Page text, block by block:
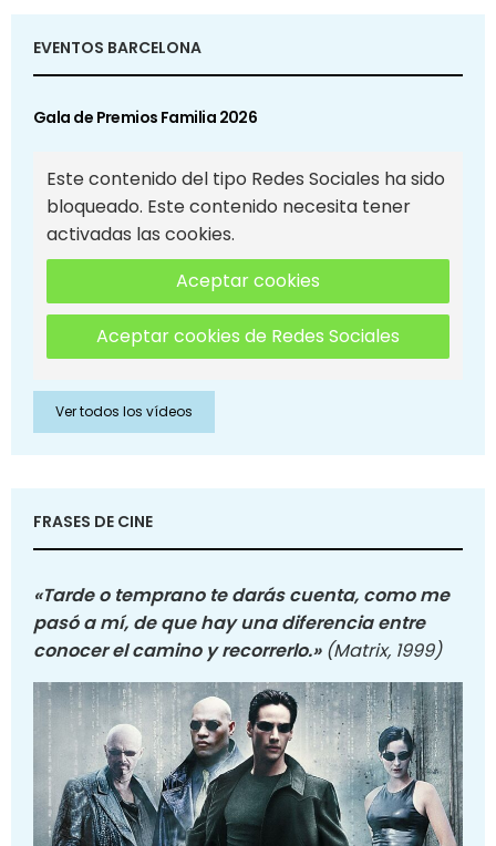
EVENTOS BARCELONA
Gala de Premios Familia 2026
Este contenido del tipo Redes Sociales ha sido
bloqueado. Este contenido necesita tener
activadas las cookies.
Aceptar cookies
Aceptar cookies de Redes Sociales
Ver todos los vídeos
FRASES DE CINE
«Tarde o temprano te darás cuenta, como me
pasó a mí, de que hay una diferencia entre
conocer el camino y recorrerlo.» (Matrix, 1999)